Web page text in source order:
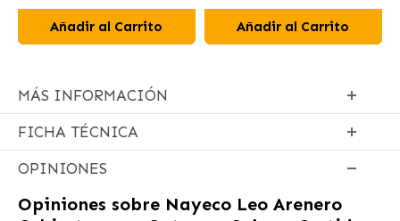
Añadir al Carrito Añadir al Carrito
MÁS INFORMACIÓN
FICHA TÉCNICA
OPINIONES
Opiniones sobre Nayeco Leo Arenero